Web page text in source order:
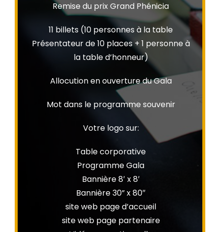
Remise du prix Grand Phénicia
11 billets (10 personnes à la table
Présentateur de 10 places + 1 personne à
la table d’honneur)
Allocution en ouverture du Gala
Mot dans le programme souvenir
Votre logo sur:
Table corporative
Programme Gala
Bannière 8′ x 8′
Bannière 30” x 80″
site web page d’accueil
site web page partenaire